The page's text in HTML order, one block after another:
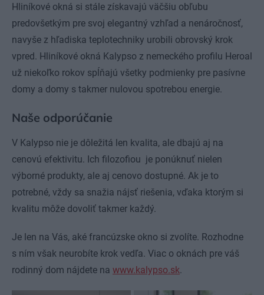
Hliníkové okná si stále získavajú väčšiu obľubu
predovšetkým pre svoj elegantný vzhľad a nenáročnosť,
navyše z hľadiska teplotechniky urobili obrovský krok
vpred. Hliníkové okná Kalypso z nemeckého profilu Heroal
už niekoľko rokov spĺňajú všetky podmienky pre pasívne
domy a domy s takmer nulovou spotrebou energie.
Naše odporúčanie
V Kalypso nie je dôležitá len kvalita, ale dbajú aj na
cenovú efektivitu. Ich filozofiou je ponúknuť nielen
výborné produkty, ale aj cenovo dostupné. Ak je to
potrebné, vždy sa snažia nájsť riešenia, vďaka ktorým si
kvalitu môže dovoliť takmer každý.
Je len na Vás, aké francúzske okno si zvolíte. Rozhodne
s ním však neurobíte krok vedľa. Viac o oknách pre váš
rodinný dom nájdete na www.kalypso.sk.